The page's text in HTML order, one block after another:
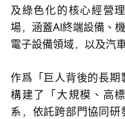
及綠色化的核心經營
場，涵蓋AI終端設備、
電子設備領域，以及汽
作爲「巨人背後的長
構建了「大規模、高
系，依託跨部門協同